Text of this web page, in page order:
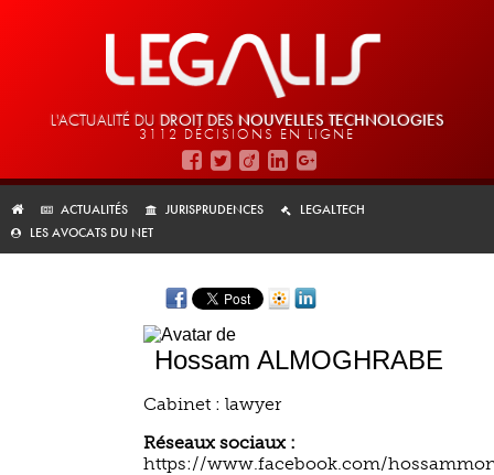
L'ACTUALITÉ DU DROIT DES NOUVELLES TECHNOLOGIES
3112 DÉCISIONS EN LIGNE
ACTUALITÉS JURISPRUDENCES
LEGALTECH
LES AVOCATS DU NET
Hossam ALMOGHRABE
Cabinet : lawyer
Réseaux sociaux :
https://www.facebook.com/